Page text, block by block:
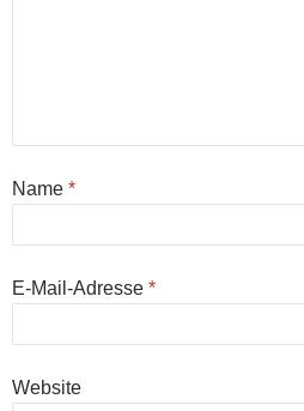
Name *
E-Mail-Adresse *
Website